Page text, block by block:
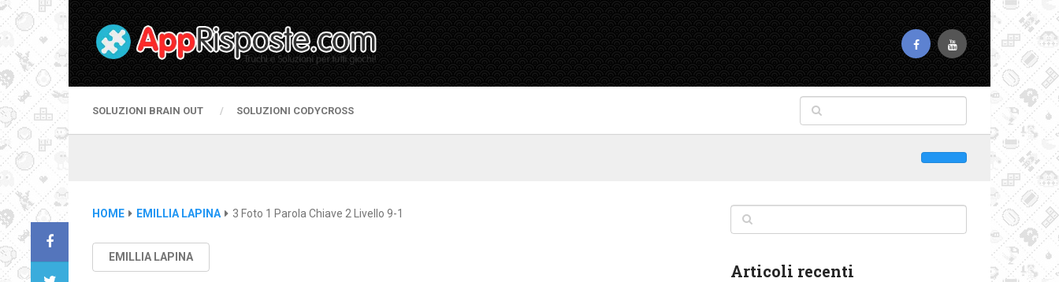
SOLUZIONI BRAIN OUT SOLUZIONI CODYCROSS
HOME EMILLIA LAPINA 3 Foto 1 Parola Chiave 2 Livello 9-1
EMILLIA LAPINA
Articoli recenti